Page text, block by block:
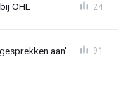
OHL 24
aan' 91